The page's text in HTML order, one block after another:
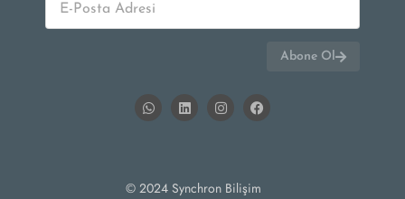
Abone Ol
© 2024 Synchron Bilişim